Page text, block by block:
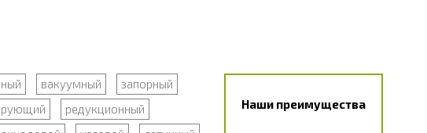
вакуумный
запорный
редукционный
Наши преимущества